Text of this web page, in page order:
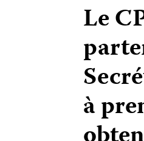
Le
à